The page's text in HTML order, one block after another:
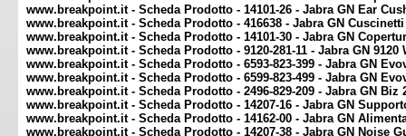
www.breakpoint.it - Scheda Prodotto - 14101-26 - Jabra GN Ear
www.breakpoint.it - Scheda Prodotto - 416638 - Jabra GN
www.breakpoint.it - Scheda Prodotto - 14101-30 - Jabra GN
www.breakpoint.it - Scheda Prodotto - 9120-281-11 - Jabra GN
www.breakpoint.it - Scheda Prodotto - 6593-823-399 - Jabra GN
www.breakpoint.it - Scheda Prodotto - 6599-823-499 - Jabra GN
www.breakpoint.it - Scheda Prodotto - 2496-829-209 - Jabra GN
www.breakpoint.it - Scheda Prodotto - 14207-16 - Jabra GN
www.breakpoint.it - Scheda Prodotto - 14162-00 - Jabra GN
www.breakpoint.it - Scheda Prodotto - 14207-38 - Jabra GN Noise